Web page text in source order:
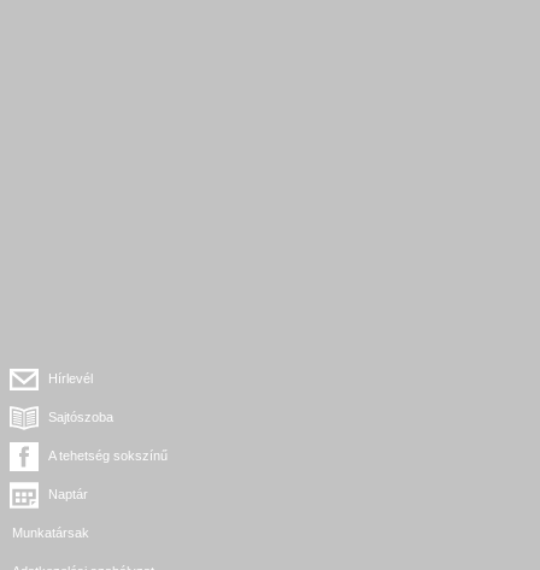
Hírlevél
Sajtószoba
A tehetség sokszínű
Naptár
Munkatársak